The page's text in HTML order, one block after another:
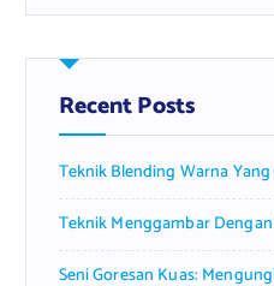
r
h
f
o
:
Recent Posts
Teknik Blending Warna
Teknik Menggambar
Seni Goresan Kuas: